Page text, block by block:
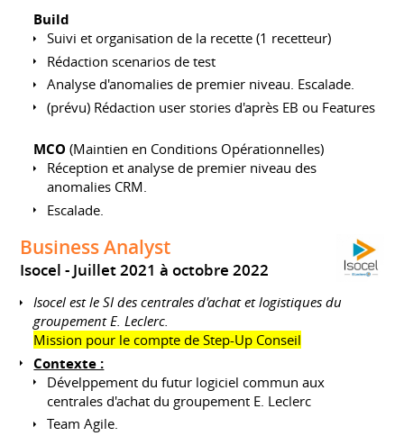
Build
Suivi et organisation de la recette (1 recetteur)
Rédaction scenarios de test
Analyse d'anomalies de premier niveau. Escalade.
(prévu) Rédaction user stories d'après EB ou Features
MCO (Maintien en Conditions Opérationnelles)
Réception et analyse de premier niveau des
anomalies CRM.
Escalade.
Business Analyst
Isocel Juillet 2021 à octobre 2022
Isocel est le SI des centrales d'achat et logistiques du
groupement E. Leclerc.
Mission pour le compte de Step-Up Conseil
Contexte :
Dévelppement du futur logiciel commun aux
centrales d'achat du groupement E. Leclerc
Team Agile.